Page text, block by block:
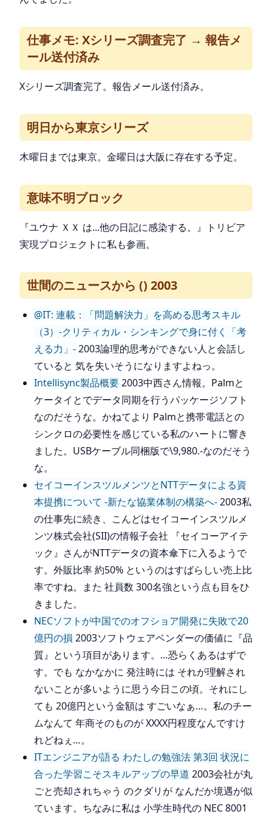
仕事メモ: Xシリーズ調査完了 → 報告メ
ール送付済み
Xシリーズ調査完了。報告メール送付済み。
明日から東京シリーズ
木曜日までは東京。金曜日は大阪に存在する予定。
意味不明ブロック
『ユウナ ＸＸ は...他の日記に感染する。』トリビア
実現プロジェクトに私も参画。
世間のニュースから () 2003
@IT: 連載：「問題解決力」を高める思考スキル
（3）-クリティカル・シンキングで身に付く「考
える力」-2003論理的思考ができない人と会話し
ていると 気を失いそうになりますよねっ。
Intellisync製品概要2003中西さん情報。Palmと
ケータイとでデータ同期を行うパッケージソフト
なのだそうな。かねてより Palmと携帯電話との
シンクロの必要性を感じている私のハートに響き
ました。USBケーブル同梱版で\9,980.-なのだそう
な。
セイコーインスツルメンツとNTTデータによる資
本提携について -新たな協業体制の構築へ-2003私
の仕事先に続き、こんどはセイコーインスツルメ
ンツ株式会社(SII)の情報子会社 『セイコーアイテ
ック』さんがNTTデータの資本傘下に入るようで
す。外販比率 約50% というのはすばらしい売上比
率ですね。また 社員数 300名強という点も目をひ
きました。
NECソフトが中国でのオフショア開発に失敗で20
億円の損 2003ソフトウェアベンダーの価値に『品
質』という項目があります。…恐らくあるはずで
す。でも なかなかに 発注時には それが理解され
ないことが多いように思う今日この頃。それにし
ても 20億円という金額は すごいなぁ…。私のチー
ムなんて 年商そのものが XXXX円程度なんですけ
れどねぇ…。
ITエンジニアが語る わたしの勉強法 第3回 状況に
合った学習こそスキルアップの早道 2003会社が丸
ごと売却されちゃう のクダリが なんだか境遇が似
ています。ちなみに私は 小学生時代の NEC 8001